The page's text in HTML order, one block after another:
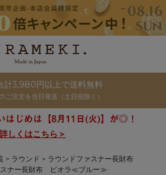
計3,980円以上で送料無料
ご注文を当日発送（土日祝除く）
詳しくはこちら＞
ラウンド
ラウンドファスナー長財布
スナー長財布 ビオラ≪ブルー≫